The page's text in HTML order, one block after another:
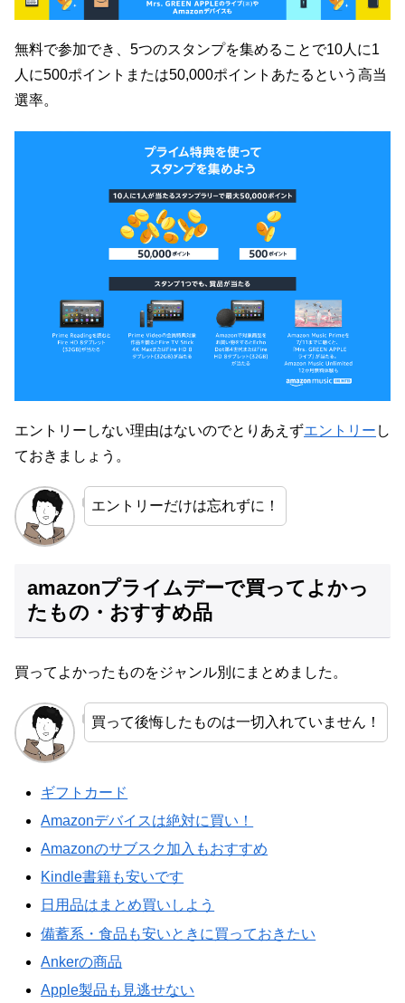
無料で参加でき、5つのスタンプを集めることで10人に1
人に500ポイントまたは50,000ポイントあたるという高当
選率。
エントリーしない理由はないのでとりあえずエントリー し
ておきましょう。
エントリーだけは忘れずに！
amazonプライムデーで買ってよかっ
たもの・おすすめ品
買ってよかったものをジャンル別にまとめました。
買って後悔したものは一切入れていません！
ギフトカード
Amazonデバイスは絶対に買い！
Amazonのサブスク加入もおすすめ
Kindle書籍も安いです
日用品はまとめ買いしよう
備蓄系・食品も安いときに買っておきたい
Ankerの商品
Apple製品も見逃せない